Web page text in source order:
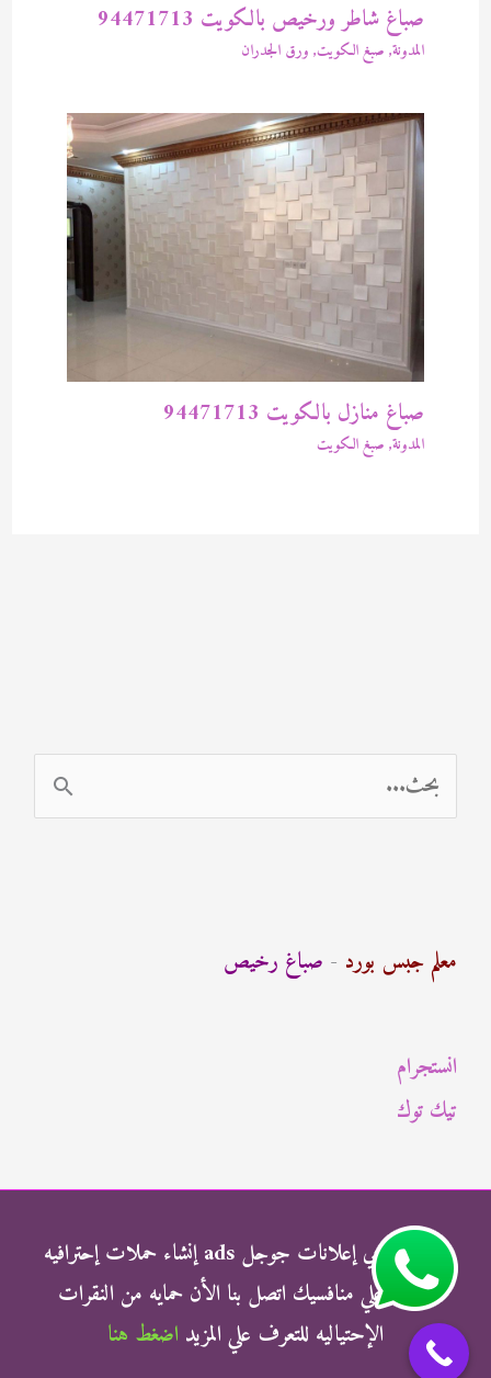
صباغ شاطر ورخيص بالكويت 94471713
المدونة, صبغ الكويت, ورق الجدران
صباغ منازل بالكويت 94471713
المدونة, صبغ الكويت
ل
ث
:
معلم جبس بورد - صباغ رخيص
انستجرام
تيك توك
شركة الناجي إعلانات جوجل ads إنشاء حملات إحترافيه
وتفوق علي منافسيك اتصل بنا الأن حمايه من النقرات
الإحتياليه للتعرف علي المزيد اضغط هنا